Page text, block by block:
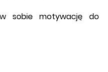
sobie motywację do